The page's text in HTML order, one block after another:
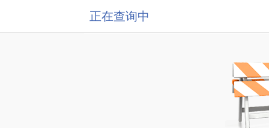
正在查询中